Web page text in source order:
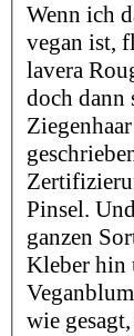
Wenn ich
vegan ist,
lavera
doch dann
Pinsel.
ganzen
Kleber hin
wie